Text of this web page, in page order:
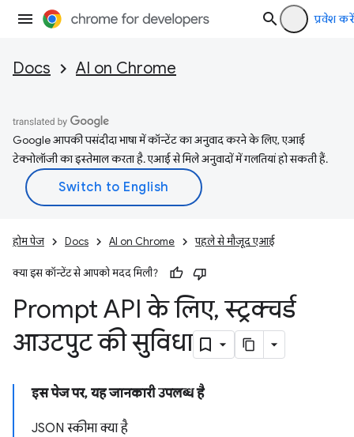
प्रवेश करें
Docs AI on Chrome
Google आपकी पसंदीदा भाषा में कॉन्टेंट का अनुवाद करने के लिए, एआई
टेक्नोलॉजी का इस्तेमाल करता है. एआई से मिले अनुवादों में गलतियां हो सकती हैं.
होम पेज Docs AI on Chrome पहले से मौजूद एआई
क्या इस कॉन्टेंट से आपको मदद मिली?
Prompt API के लिए, स्ट्रक्चर्ड
आउटपुट की सुविधा
इस पेज पर, यह जानकारी उपलब्ध है
JSON स्कीमा क्या है